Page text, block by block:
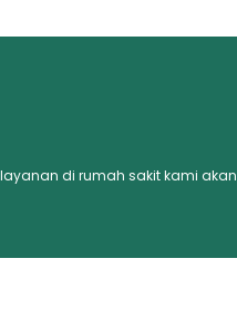
layanan di rumah sakit kami